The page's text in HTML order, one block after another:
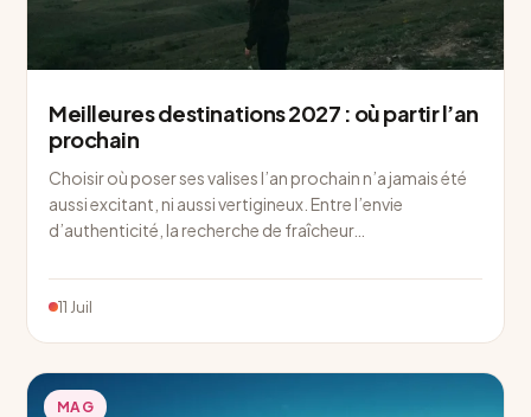
Meilleures destinations 2027 : où partir l’an
prochain
Choisir où poser ses valises l’an prochain n’a jamais été
aussi excitant, ni aussi vertigineux. Entre l’envie
d’authenticité, la recherche de fraîcheur…
11 Juil
MAG